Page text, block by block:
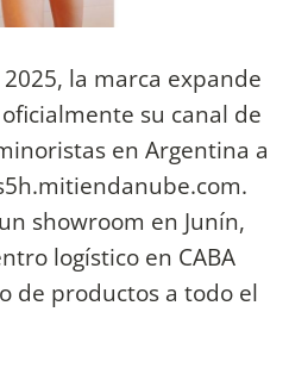
la marca expande
su canal de
en Argentina a
showroom en Junín,
logístico en CABA
de productos a todo el